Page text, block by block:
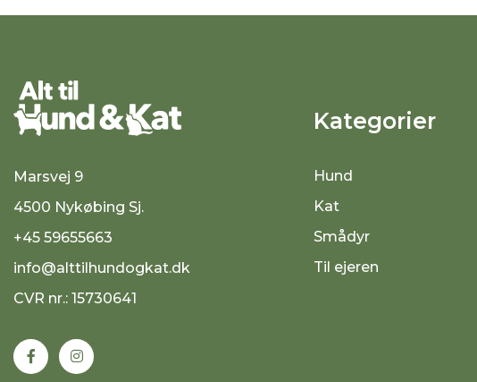
Marsvej 9
4500 Nykøbing Sj.
+45 59655663
info@alttilhundogkat.dk
CVR nr.: 15730641
Kategorier
Hund
Kat
Smådyr
Til ejeren